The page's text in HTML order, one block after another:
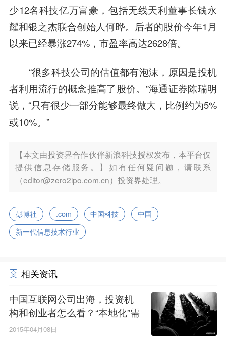
少12名科技亿万富豪，包括无线天利董事长钱永
耀和银之杰联合创始人何晔。后者的股价今年1月
以来已经暴涨274%，市盈率高达2628倍。
“很多科技公司的估值都有泡沫，原因是投机
者利用流行的概念推高了股价。”海通证券陈瑞明
说，“只有很少一部分能够最终做大，比例约为5%
或10%。”
【本文由投资界合作伙伴新浪科技授权发布，本平台仅
提供信息存储服务。】如有任何疑问题，请联系
（editor@zero2ipo.com.cn）投资界处理。
彭博社 .com 中国科技
中国
新一代信息技术行业
相关资讯
中国互联网公司出海，投资机
构和创业者怎么看？“本地化”需
考虑
2015年04月08日